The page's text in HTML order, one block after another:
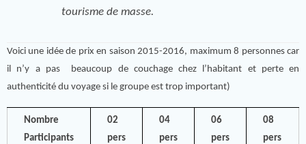
tourisme de masse.
Voici une idée de prix en saison 2015-2016, maximum 8 personnes car
il n’y a pas beaucoup de couchage chez l’habitant et perte en
authenticité du voyage si le groupe est trop important)
Nombre
Participants
02
pers
04
pers
06
pers
08
pers